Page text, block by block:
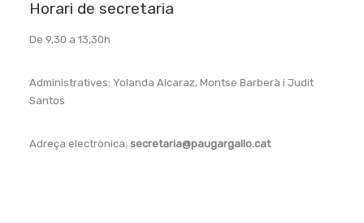
Horari de secretaria
De 9,30 a 13,30h
Administratives: Yolanda Alcaraz, Montse Barberà i Judit
Santos
Adreça electrònica: secretaria@paugargallo.cat